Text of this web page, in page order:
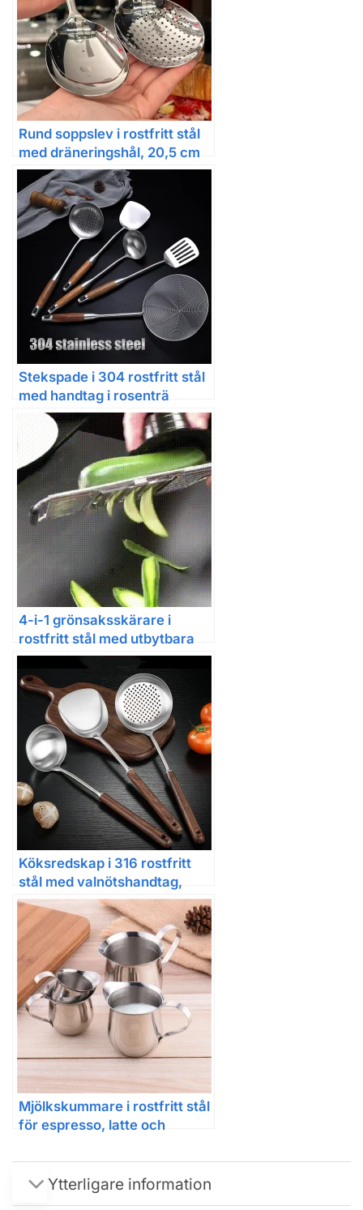
Rund soppslev i rostfritt stål
med dräneringshål, 20,5 cm
Stekspade i 304 rostfritt stål
med handtag i rosenträ
4-i-1 grönsaksskärare i
rostfritt stål med utbytbara
blad
Köksredskap i 316 rostfritt
stål med valnötshandtag,
LFGB
Mjölkskummare i rostfritt stål
för espresso, latte och
Ytterligare information